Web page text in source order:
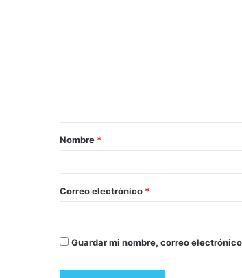
Nombre *
Correo electrónico *
Guardar mi nombre, correo